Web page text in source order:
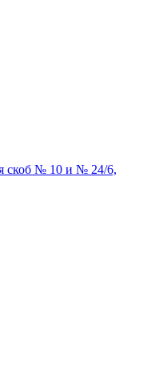
скоб № 10 и № 24/6,